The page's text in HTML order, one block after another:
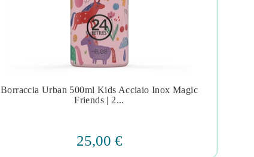
 
Borraccia Urban 500ml Kids Acciaio Inox Magic
Friends | 2...
25,00 €